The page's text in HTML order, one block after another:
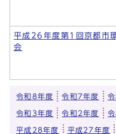
平成26年度第1回京都市
会
令和8年度 令和7年度
令和3年度 令和2年度
平成28年度 平成27年度